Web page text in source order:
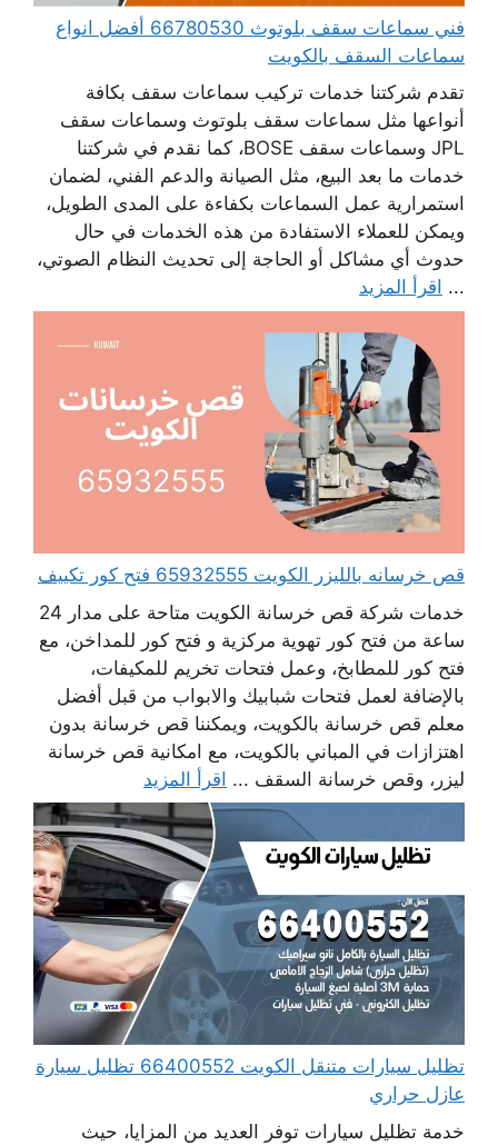
فني سماعات سقف بلوتوث 66780530 أفضل انواع
سماعات السقف بالكويت
تقدم شركتنا خدمات تركيب سماعات سقف بكافة
أنواعها مثل سماعات سقف بلوتوث وسماعات سقف
JPL وسماعات سقف BOSE، كما نقدم في شركتنا
خدمات ما بعد البيع، مثل الصيانة والدعم الفني، لضمان
استمرارية عمل السماعات بكفاءة على المدى الطويل،
ويمكن للعملاء الاستفادة من هذه الخدمات في حال
حدوث أي مشاكل أو الحاجة إلى تحديث النظام الصوتي،
... اقرأ المزيد
قص خرسانه بالليزر الكويت 65932555 فتح كور تكييف
خدمات شركة قص خرسانة الكويت متاحة على مدار 24
ساعة من فتح كور تهوية مركزية و فتح كور للمداخن، مع
فتح كور للمطابخ، وعمل فتحات تخريم للمكيفات،
بالإضافة لعمل فتحات شبابيك والابواب من قبل أفضل
معلم قص خرسانة بالكويت، ويمكننا قص خرسانة بدون
اهتزازات في المباني بالكويت، مع امكانية قص خرسانة
ليزر، وقص خرسانة السقف ... اقرأ المزيد
تظليل سيارات متنقل الكويت 66400552 تظليل سيارة
عازل حراري
خدمة تظليل سيارات توفر العديد من المزايا، حيث